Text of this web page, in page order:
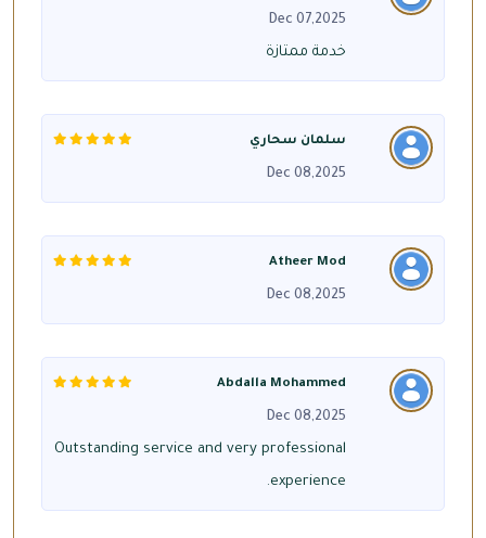
Dec 07,2025
خدمة ممتازة
سلمان سحاري
Dec 08,2025
Atheer Mod
Dec 08,2025
Abdalla Mohammed
Dec 08,2025
Outstanding service and very professional
experience.